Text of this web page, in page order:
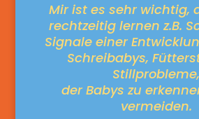
Mir ist es sehr wichtig,
rechtzeitig lernen z.B.
Signale einer
Schreibabys,
Stillprobleme,
der Babys zu
vermeiden.